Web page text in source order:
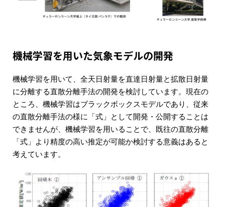
機械学習を用いた気象モデルの開発
機械学習を用いて、全天日射量を直達日射量と拡散日射量
に分離する直散分離手法の開発を検討しています。現在の
ところ、機械学習はブラックボックスモデルであり、従来
の直散分離手法の様に「式」として開発・公開することは
できませんが、機械学習を用いることで、既往の直散分離
「式」より精度の高い推定が可能か検討する意義はあると
考えています。